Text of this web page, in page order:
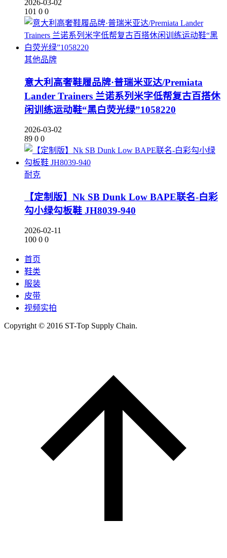
2026-03-02
101 0 0
其他品牌
意大利高奢鞋履品牌·普瑞米亚达/Premiata
Lander Trainers 兰诺系列米字低帮复古百搭休
闲训练运动鞋“黑白荧光绿”1058220
2026-03-02
89 0 0
耐克
【定制版】Nk SB Dunk Low BAPE联名-白彩
勾小绿勾板鞋 JH8039-940
2026-02-11
100 0 0
首页
鞋类
服装
皮带
视频实拍
Copyright © 2016 ST-Top Supply Chain.